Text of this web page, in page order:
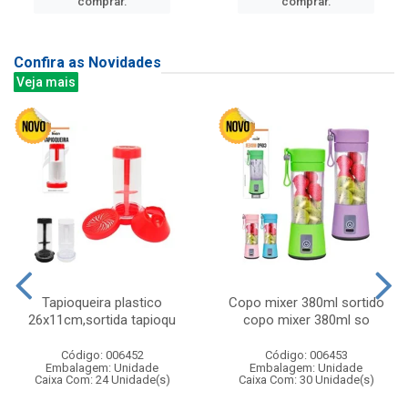
Confira as Novidades
Veja mais
Tapioqueira plastico
26x11cm,sortida tapioqu
Código: 006452
Embalagem: Unidade
Caixa Com: 24 Unidade(s)
Copo mixer 380ml sortido
copo mixer 380ml so
Código: 006453
Embalagem: Unidade
Caixa Com: 30 Unidade(s)